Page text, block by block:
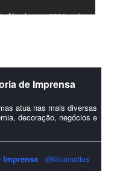
Natal e um 2026 repleto
#felizanonovo
de Imprensa
de Imprensa
atua nas mais diversas
decoração, negócios e
Imprensa
@lilicamattos